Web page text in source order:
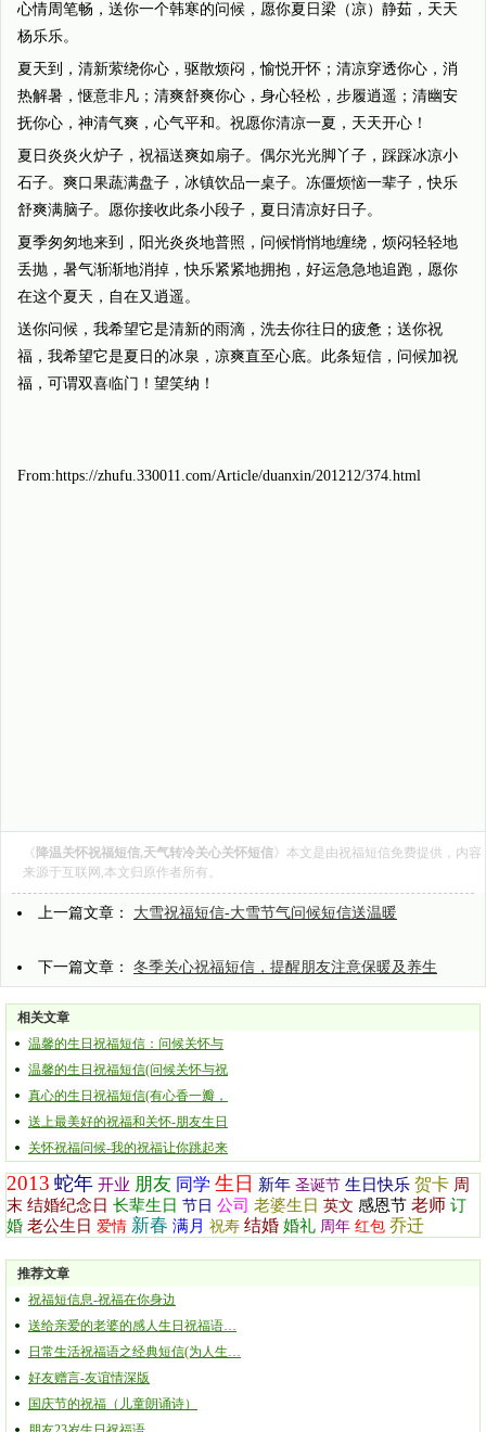
心情周笔畅，送你一个韩寒的问候，愿你夏日梁（凉）静茹，天天
杨乐乐。
夏天到，清新萦绕你心，驱散烦闷，愉悦开怀；清凉穿透你心，消
热解暑，惬意非凡；清爽舒爽你心，身心轻松，步履逍遥；清幽安
抚你心，神清气爽，心气平和。祝愿你清凉一夏，天天开心！
夏日炎炎火炉子，祝福送爽如扇子。偶尔光光脚丫子，踩踩冰凉小
石子。爽口果蔬满盘子，冰镇饮品一桌子。冻僵烦恼一辈子，快乐
舒爽满脑子。愿你接收此条小段子，夏日清凉好日子。
夏季匆匆地来到，阳光炎炎地普照，问候悄悄地缠绕，烦闷轻轻地
丢抛，暑气渐渐地消掉，快乐紧紧地拥抱，好运急急地追跑，愿你
在这个夏天，自在又逍遥。
送你问候，我希望它是清新的雨滴，洗去你往日的疲惫；送你祝
福，我希望它是夏日的冰泉，凉爽直至心底。此条短信，问候加祝
福，可谓双喜临门！望笑纳！
From:https://zhufu.330011.com/Article/duanxin/201212/374.html
《 降温关怀祝福短信,天气转冷关心关怀短信》本文是由祝福短信免费提供，内容
来源于互联网,本文归原作者所有。
上一篇文章： 大雪祝福短信-大雪节气问候短信送温暖
下一篇文章： 冬季关心祝福短信，提醒朋友注意保暖及养生
相关文章
温馨的生日祝福短信：问候关怀与
温馨的生日祝福短信(问候关怀与祝
真心的生日祝福短信(有心香一瓣，
送上最美好的祝福和关怀-朋友生日
关怀祝福问候-我的祝福让你跳起来
2013 蛇年 开业 朋友 同学 生日 新年 圣诞节 生日快乐 贺卡 周
末 结婚纪念日 长辈生日 节日 公司 老婆生日 英文 感恩节 老师 订
婚 老公生日 爱情 新春 满月 祝寿 结婚 婚礼 周年 红包 乔迁
推荐文章
祝福短信息-祝福在你身边
送给亲爱的老婆的感人生日祝福语…
日常生活祝福语之经典短信(为人生…
好友赠言-友谊情深版
国庆节的祝福（儿童朗诵诗）